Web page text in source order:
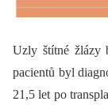
Uzly štítné žlázy
pacientů byl
21,5 let po